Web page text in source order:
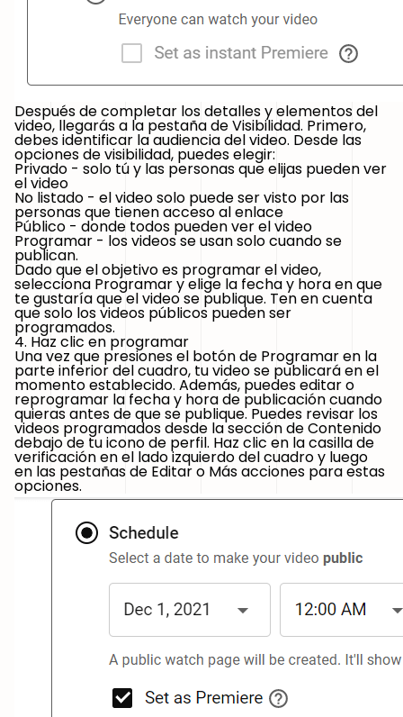
Después de completar los detalles y elementos del
video, llegarás a la pestaña de Visibilidad. Primero,
debes identificar la audiencia del video. Desde las
opciones de visibilidad, puedes elegir:
Privado - solo tú y las personas que elijas pueden ver
el video
No listado - el video solo puede ser visto por las
personas que tienen acceso al enlace
Público - donde todos pueden ver el video
Programar - los videos se usan solo cuando se
publican.
Dado que el objetivo es programar el video,
selecciona Programar y elige la fecha y hora en que
te gustaría que el video se publique. Ten en cuenta
que solo los videos públicos pueden ser
programados.
4. Haz clic en programar
Una vez que presiones el botón de Programar en la
parte inferior del cuadro, tu video se publicará en el
momento establecido. Además, puedes editar o
reprogramar la fecha y hora de publicación cuando
quieras antes de que se publique. Puedes revisar los
videos programados desde la sección de Contenido
debajo de tu icono de perfil. Haz clic en la casilla de
verificación en el lado izquierdo del cuadro y luego
en las pestañas de Editar o Más acciones para estas
opciones.